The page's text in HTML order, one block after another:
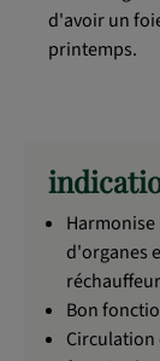
d'avoir un
printemps.
Harmonise
d'organes
Bon
Circulation